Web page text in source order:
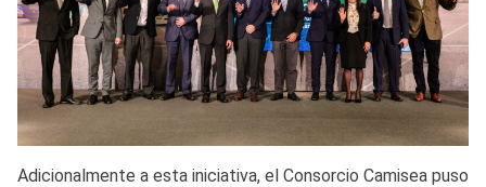
Adicionalmente a esta iniciativa, el Consorcio Camisea puso